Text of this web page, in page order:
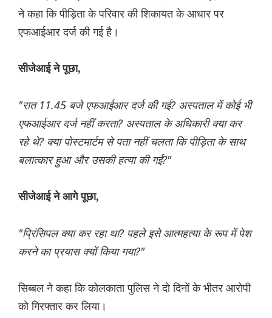
ने कहा कि पीड़िता के परिवार की शिकायत के आधार पर
एफआईआर दर्ज की गई है।
सीजेआई ने पूछा,
"रात 11.45 बजे एफआईआर दर्ज की गई? अस्पताल में कोई भी
एफआईआर दर्ज नहीं करता? अस्पताल के अधिकारी क्या कर
रहे थे? क्या पोस्टमार्टम से पता नहीं चलता कि पीड़िता के साथ
बलात्कार हुआ और उसकी हत्या की गई?"
सीजेआई ने आगे पूछा,
"प्रिंसिपल क्या कर रहा था? पहले इसे आत्महत्या के रूप में पेश
करने का प्रयास क्यों किया गया?"
सिब्बल ने कहा कि कोलकाता पुलिस ने दो दिनों के भीतर आरोपी
को गिरफ्तार कर लिया।